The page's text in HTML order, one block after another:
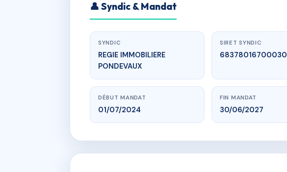
👤 Syndic & Mandat
SYNDIC
REGIE IMMOBILIERE
PONDEVAUX
SIRET SYNDIC
68378016700030
DÉBUT MANDAT
01/07/2024
FIN MANDAT
30/06/2027